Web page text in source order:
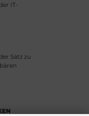
IT-
Satz zu